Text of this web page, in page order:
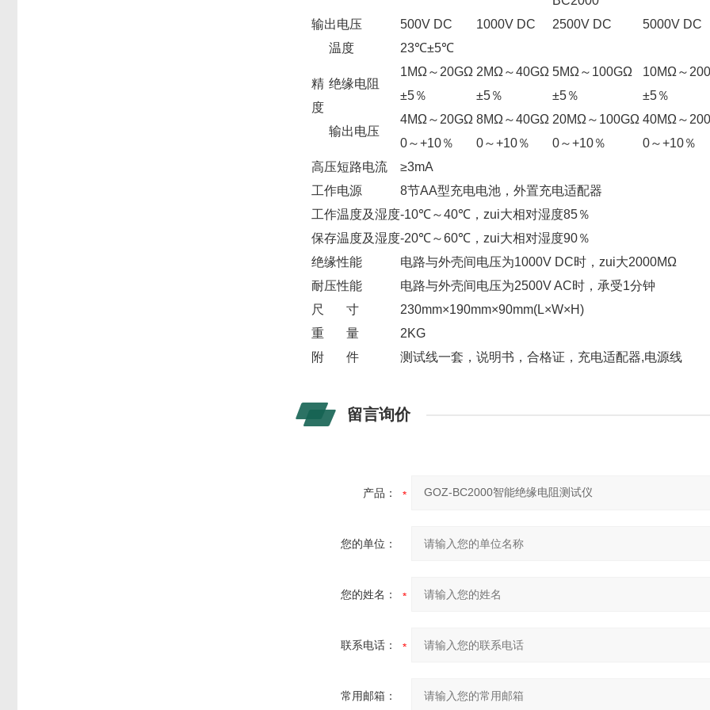
输出电压
500V DC 1000V DC 2500V DC 5000V DC
精
度
温度 23℃±5℃
绝缘电阻
1MΩ～20GΩ
±5％
2MΩ～40GΩ
±5％
5MΩ～100GΩ
±5％
10MΩ～
±5％
输出电压
4MΩ～20GΩ
0～+10％
8MΩ～40GΩ
0～+10％
20MΩ～100GΩ
0～+10％
40MΩ～
0～+10％
高压短路电流
≥3mA
工作电源
8节AA型充电电池，外置充电适配器
工作温度及湿度-10℃～40℃，zui大相对湿度85％
保存温度及湿度-20℃～60℃，zui大相对湿度90％
绝缘性能
电路与外壳间电压为1000V DC时，zui大2000MΩ
耐压性能
电路与外壳间电压为2500V AC时，承受1分钟
尺 寸
230mm×190mm×90mm(L×W×H)
重 量
2KG
附 件
测试线一套，说明书，合格证，充电适配器,电源线
留言询价
产品：
您的单位：
您的姓名：
联系电话：
常用邮箱：